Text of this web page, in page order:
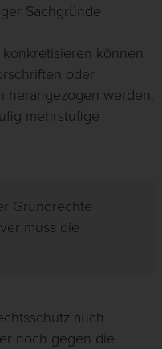
Sachgründe
können
oder
herangezogen werden.
mehrstufige
Grundrechte
muss die
auch
noch gegen die